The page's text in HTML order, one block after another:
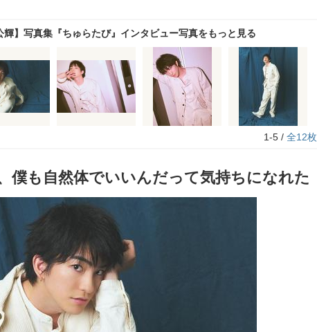
輝】写真集『ちゅらたび』インタビュー写真をもっと見る
1-5 / 全12枚
僕も自然体でいいんだって気持ちになれた